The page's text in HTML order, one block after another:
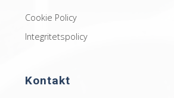
Cookie Policy
Integritetspolicy
Kontakt